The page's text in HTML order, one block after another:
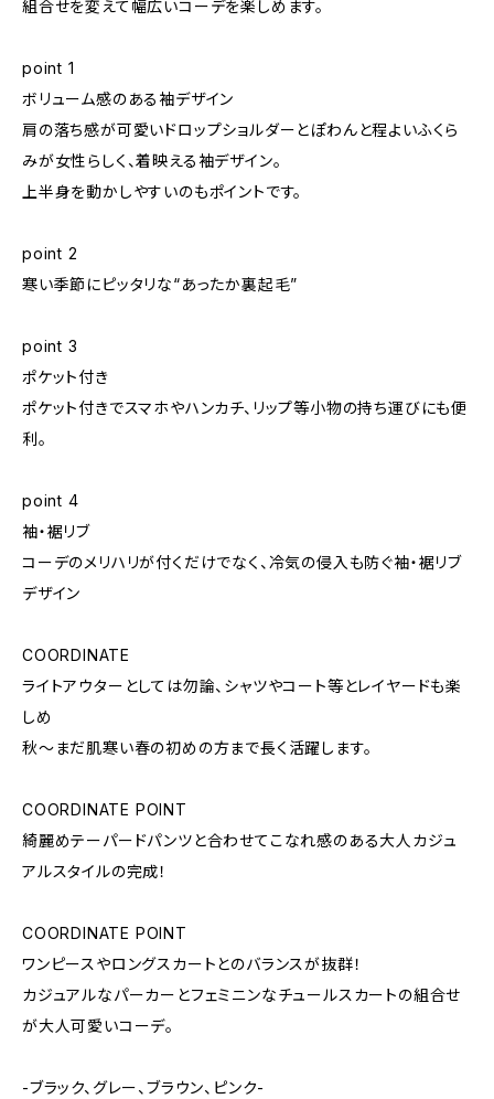
組合せを変えて幅広いコーデを楽しめます。
point 1
ボリューム感のある袖デザイン
肩の落ち感が可愛いドロップショルダーとぽわんと程よいふくら
みが女性らしく、着映える袖デザイン。
上半身を動かしやすいのもポイントです。
point 2
寒い季節にピッタリな“あったか裏起毛”
point 3
ポケット付き
ポケット付きでスマホやハンカチ、リップ等小物の持ち運びにも便
利。
point 4
袖・裾リブ
コーデのメリハリが付くだけでなく、冷気の侵入も防ぐ袖・裾リブ
デザイン
COORDINATE
ライトアウターとしては勿論、シャツやコート等とレイヤードも楽
しめ
秋〜まだ肌寒い春の初めの方まで長く活躍します。
COORDINATE POINT
綺麗めテーパードパンツと合わせてこなれ感のある大人カジュ
アルスタイルの完成！
COORDINATE POINT
ワンピースやロングスカートとのバランスが抜群！
カジュアルなパーカーとフェミニンなチュールスカートの組合せ
が大人可愛いコーデ。
-ブラック、グレー、ブラウン、ピンク-